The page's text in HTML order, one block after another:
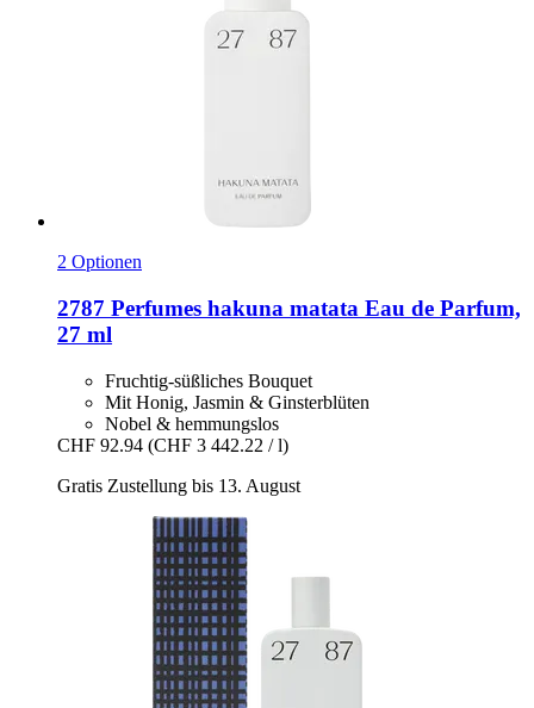
2 Optionen
2787 Perfumes hakuna matata Eau de Parfum,
27 ml
Fruchtig-süßliches Bouquet
Mit Honig, Jasmin & Ginsterblüten
Nobel & hemmungslos
CHF 92.94 (CHF 3 442.22 / l)
Gratis Zustellung bis 13. August